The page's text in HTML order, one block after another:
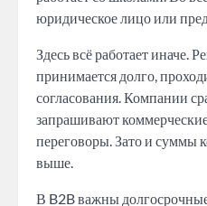
юридическое лицо или
Здесь всё работает иначе.
принимается долго,
согласования. Компании
запрашивают
переговоры. Зато и суммы
выше.
В B2B важны